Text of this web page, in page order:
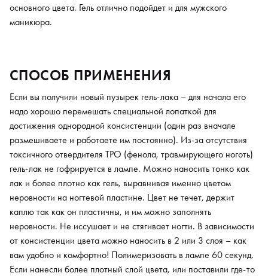
основного цвета. Гель отлично подойдет и для мужского
маникюра.
СПОСОБ ПРИМЕНЕНИЯ
Если вы получили новый пузырек гель-лака – для начала его
надо хорошо перемешать специальной лопаткой для
достижения однородной консистенции (один раз вначале
размешиваете и работаете им постоянно). Из-за отсутствия
токсичного отвердителя TPO (фенола, травмирующего ноготь)
гель-лак не гофрируется в лампе. Можно наносить тонко как
лак и более плотно как гель, выравнивая именно цветом
неровности на ногтевой пластине. Цвет не течет, держит
каплю так как он пластичны, и им можно заполнять
неровности. Не иссушает и не стягивает ногти. В зависимости
от консистенции цвета можно наносить в 2 или 3 слоя – как
вам удобно и комфортно! Полимеризовать в лампе 60 секунд.
Если нанесли более плотный слой цвета, или поставили где-то